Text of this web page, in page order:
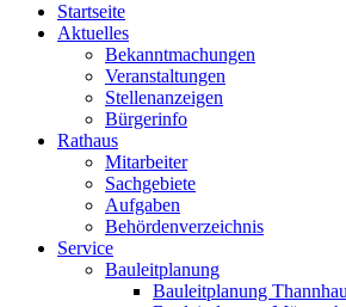
Startseite
Aktuelles
Bekanntmachungen
Veranstaltungen
Stellenanzeigen
Bürgerinfo
Rathaus
Mitarbeiter
Sachgebiete
Aufgaben
Behördenverzeichnis
Service
Bauleitplanung
Bauleitplanung